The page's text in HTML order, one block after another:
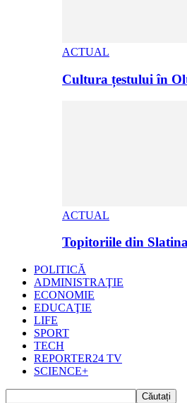
ACTUAL
Cultura țestului în
ACTUAL
Topitoriile din
POLITICĂ
ADMINISTRAŢIE
ECONOMIE
EDUCAŢIE
LIFE
SPORT
TECH
REPORTER24 TV
SCIENCE+